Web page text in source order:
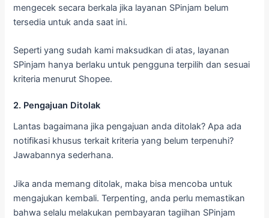
mengecek secara berkala jika layanan SPinjam belum
tersedia untuk anda saat ini.
Seperti yang sudah kami maksudkan di atas, layanan
SPinjam hanya berlaku untuk pengguna terpilih dan sesuai
kriteria menurut Shopee.
2. Pengajuan Ditolak
Lantas bagaimana jika pengajuan anda ditolak? Apa ada
notifikasi khusus terkait kriteria yang belum terpenuhi?
Jawabannya sederhana.
Jika anda memang ditolak, maka bisa mencoba untuk
mengajukan kembali. Terpenting, anda perlu memastikan
bahwa selalu melakukan pembayaran tagiihan SPinjam